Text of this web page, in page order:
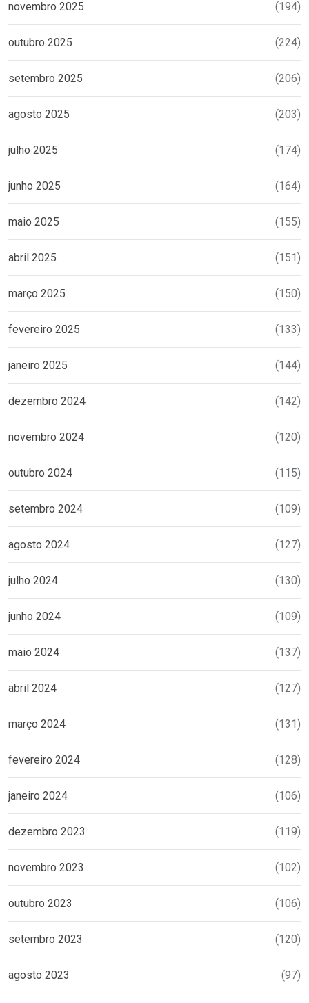
novembro 2025 (194)
outubro 2025 (224)
setembro 2025 (206)
agosto 2025 (203)
julho 2025 (174)
junho 2025 (164)
maio 2025 (155)
abril 2025 (151)
março 2025 (150)
fevereiro 2025 (133)
janeiro 2025 (144)
dezembro 2024 (142)
novembro 2024 (120)
outubro 2024 (115)
setembro 2024 (109)
agosto 2024 (127)
julho 2024 (130)
junho 2024 (109)
maio 2024 (137)
abril 2024 (127)
março 2024 (131)
fevereiro 2024 (128)
janeiro 2024 (106)
dezembro 2023 (119)
novembro 2023 (102)
outubro 2023 (106)
setembro 2023 (120)
agosto 2023 (97)